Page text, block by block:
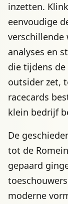
inzetten.
eenvoudige
verschillende
analyses en
die tijdens
outsider zet,
racecards
klein bedrijf
De
tot de
gepaard
moderne